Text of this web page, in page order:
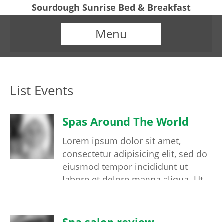
Sourdough Sunrise Bed & Breakfast
Menu
List Events
Spas Around The World
Lorem ipsum dolor sit amet,
consectetur adipisicing elit, sed do
eiusmod tempor incididunt ut
labore et dolore magna aliqua. Ut
laboris nisi ut aliquip ex ea